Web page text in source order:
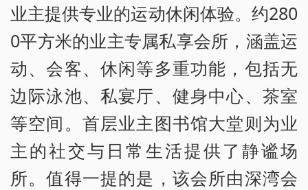
业主提供专业的运动休闲体验。约280
0平方米的业主专属私享会所，涵盖运
动、会客、休闲等多重功能，包括无
边际泳池、私宴厅、健身中心、茶室
等空间。首层业主图书馆大堂则为业
主的社交与日常生活提供了静谧场
所。值得一提的是，该会所由深湾会